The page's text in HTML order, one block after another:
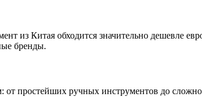
из Китая обходится значительно дешевле
бренды.
простейших ручных инструментов до